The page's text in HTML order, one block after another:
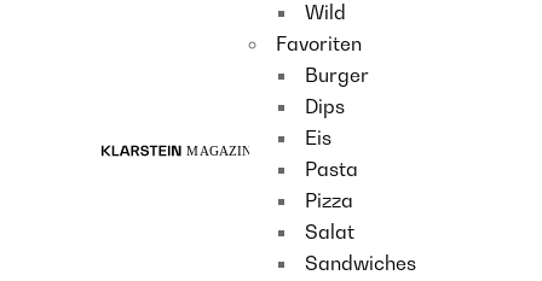
Wild
Favoriten
Burger
Dips
Eis
Pasta
Pizza
Salat
Sandwiches